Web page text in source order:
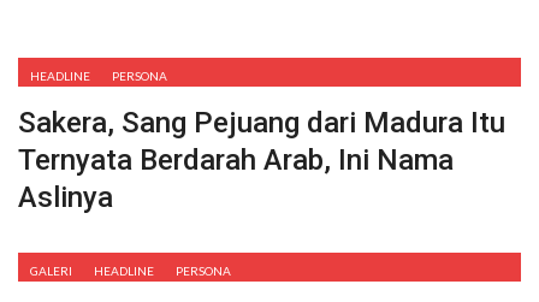
HEADLINE PERSONA
Sakera, Sang Pejuang dari Madura Itu
Ternyata Berdarah Arab, Ini Nama
Aslinya
GALERI HEADLINE PERSONA